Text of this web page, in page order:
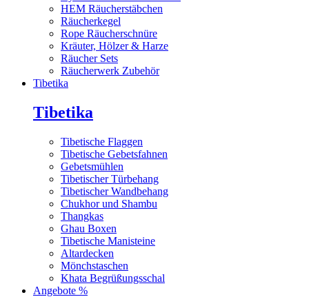
HEM Räucherstäbchen
Räucherkegel
Rope Räucherschnüre
Kräuter, Hölzer & Harze
Räucher Sets
Räucherwerk Zubehör
Tibetika
Tibetika
Tibetische Flaggen
Tibetische Gebetsfahnen
Gebetsmühlen
Tibetischer Türbehang
Tibetischer Wandbehang
Chukhor und Shambu
Thangkas
Ghau Boxen
Tibetische Manisteine
Altardecken
Mönchstaschen
Khata Begrüßungsschal
Angebote %